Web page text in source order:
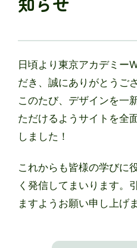
日頃より東京アカデミー
だき、誠にありがとうご
このたび、デザインを一
ただけるようサイトを全
しました！
これからも皆様の学びに
く発信してまいります。
ますようお願い申し上げま